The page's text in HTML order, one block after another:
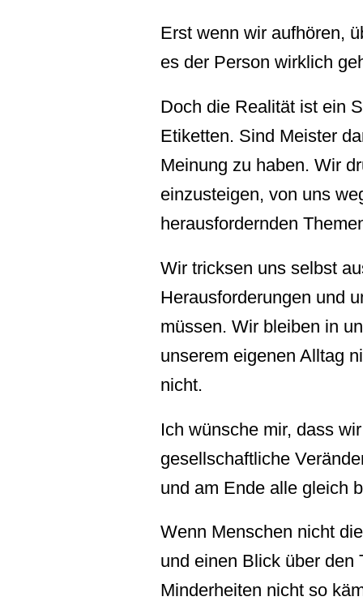
Erst wenn wir aufhören,
es der Person wirklich
Doch die Realität ist ein
Etiketten. Sind Meister
Meinung zu haben. Wir
einzusteigen, von uns
herausfordernden
Wir tricksen uns selbst
Herausforderungen und
müssen. Wir bleiben in
unserem eigenen Alltag
nicht.
Ich wünsche mir, dass
gesellschaftliche
und am Ende alle gleich
Wenn Menschen nicht
und einen Blick über den
Minderheiten nicht so